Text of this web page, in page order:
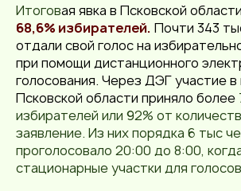
Итоговая явка в Псковской
68,6% избирателей. Почти 343
отдали свой голос на
при помощи дистанционного
голосования. Через ДЭГ участие в
Псковской области приняло более
избирателей или 92% от
заявление. Из них порядка 6 тыс
проголосовало 20:00 до 8:00,
стационарные участки для